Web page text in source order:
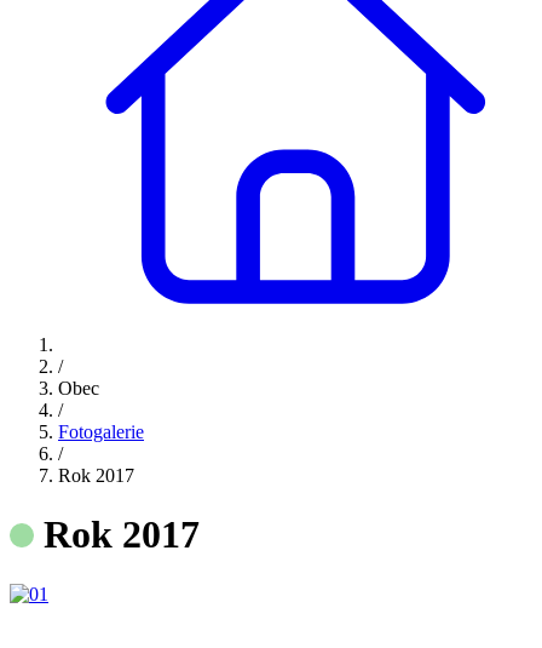
/
Obec
/
Fotogalerie
/
Rok 2017
Rok 2017